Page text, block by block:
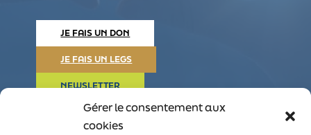
Gérer le consentement aux
cookies
JE FAIS UN DON
JE FAIS UN LEGS
NEWSLETTER
suivre